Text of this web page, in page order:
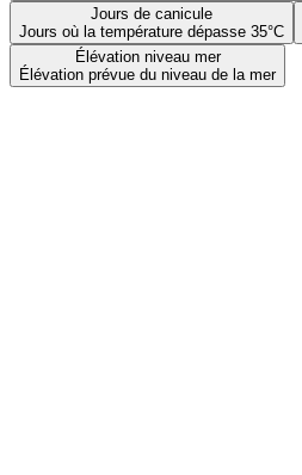
Jours de canicule
Jours où la température dépasse 35°C
Élévation niveau mer
Élévation prévue du niveau de la mer